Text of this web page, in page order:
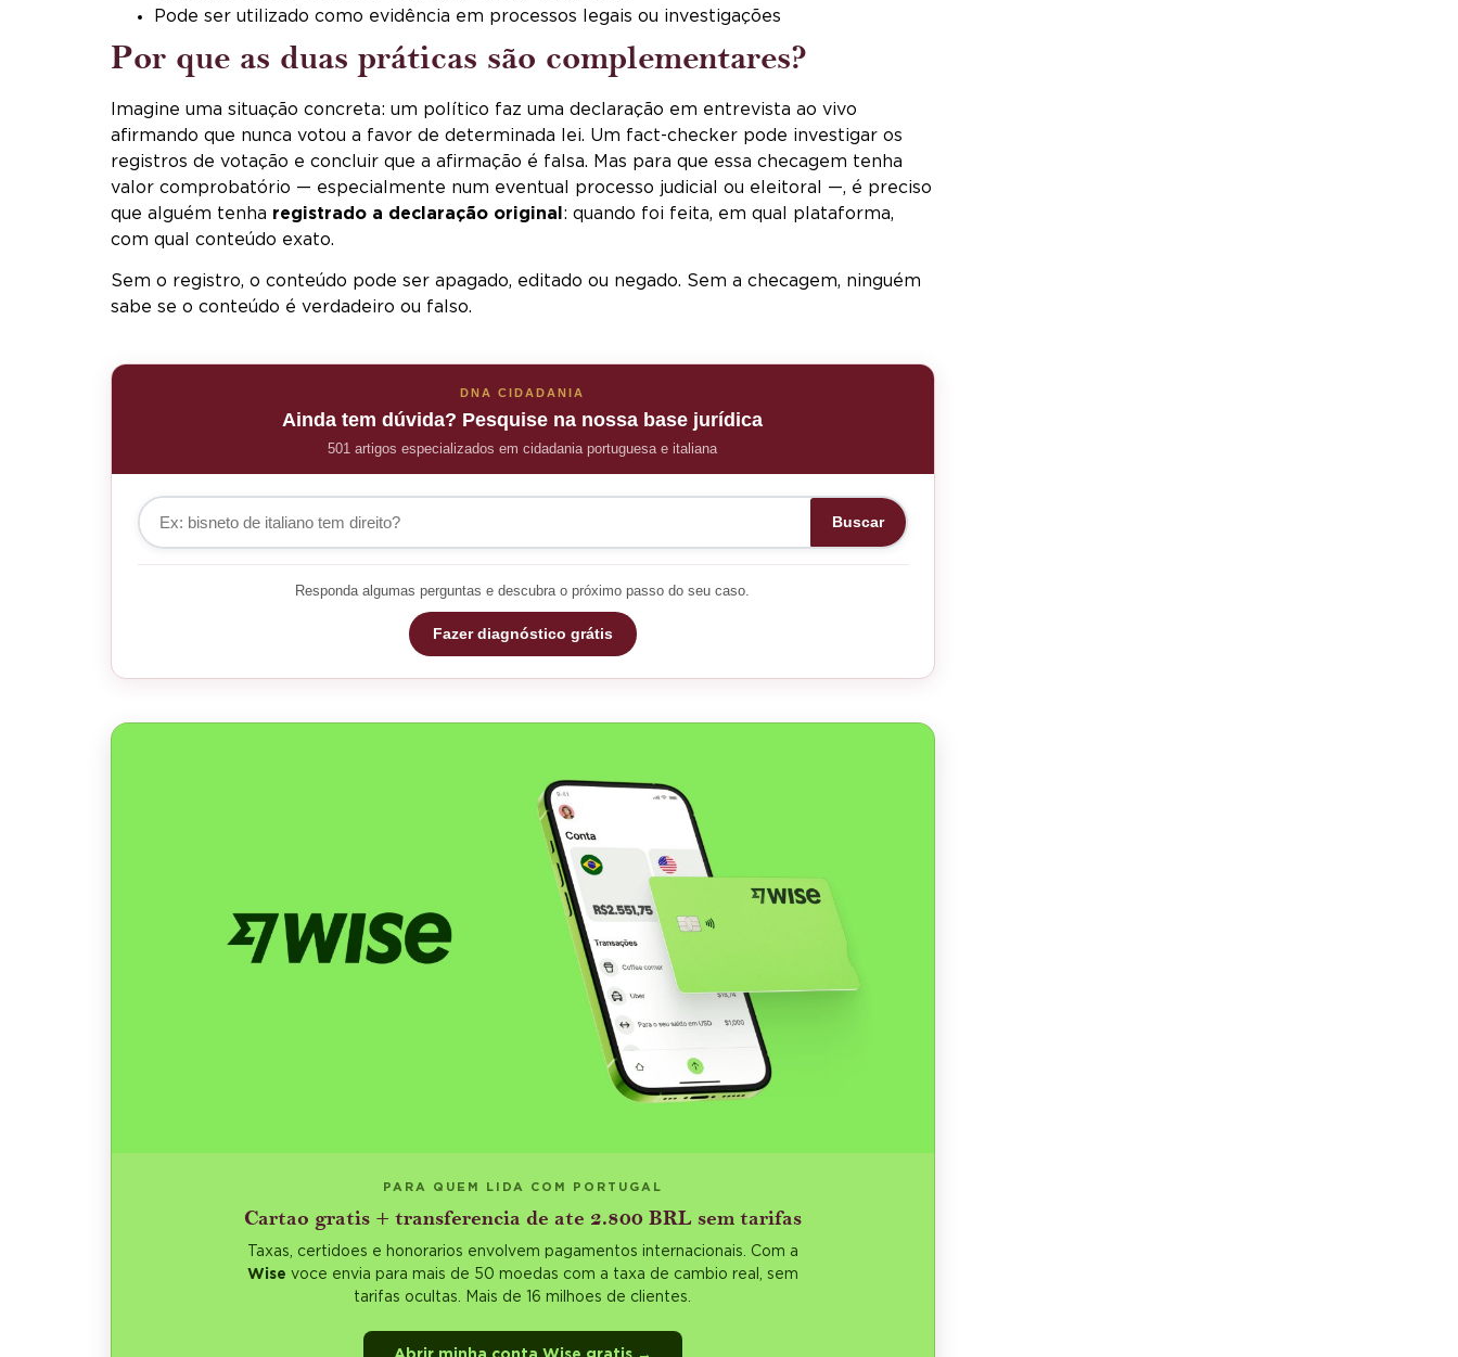
Pode ser utilizado como evidência em processos legais ou investigações
Por que as duas práticas são complementares?
Imagine uma situação concreta: um político faz uma declaração em entrevista ao vivo
afirmando que nunca votou a favor de determinada lei. Um fact-checker pode investigar os
registros de votação e concluir que a afirmação é falsa. Mas para que essa checagem tenha
valor comprobatório — especialmente num eventual processo judicial ou eleitoral —, é preciso
que alguém tenha registrado a declaração original : quando foi feita, em qual plataforma,
com qual conteúdo exato.
Sem o registro, o conteúdo pode ser apagado, editado ou negado. Sem a checagem, ninguém
sabe se o conteúdo é verdadeiro ou falso.
DNA CIDADANIA
Ainda tem dúvida? Pesquise na nossa base jurídica
501 artigos especializados em cidadania portuguesa e italiana
Buscar
Responda algumas perguntas e descubra o próximo passo do seu caso.
Fazer diagnóstico grátis
PARA QUEM LIDA COM PORTUGAL
Cartao gratis + transferencia de ate 2.800 BRL sem tarifas
Taxas, certidoes e honorarios envolvem pagamentos internacionais. Com a
Wise voce envia para mais de 50 moedas com a taxa de cambio real, sem
tarifas ocultas. Mais de 16 milhoes de clientes.